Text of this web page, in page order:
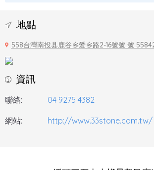
地點
558台灣南投县鹿谷乡爱乡路2-16號號 號
資訊
聯絡: 04 9275 4382
網站: http://www.33stone.com.tw/